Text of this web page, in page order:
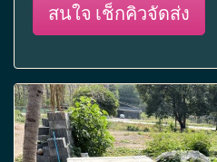
สนใจ เช็กคิวจัดส่ง